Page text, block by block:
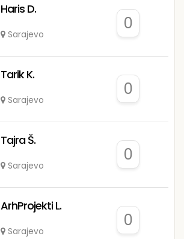
Haris D.
Sarajevo
0
Tarik K.
Sarajevo
0
Tajra Š.
Sarajevo
0
ArhProjekti L.
Sarajevo
0